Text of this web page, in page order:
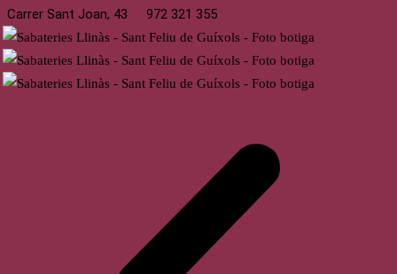
Carrer Sant Joan, 43 972 321 355